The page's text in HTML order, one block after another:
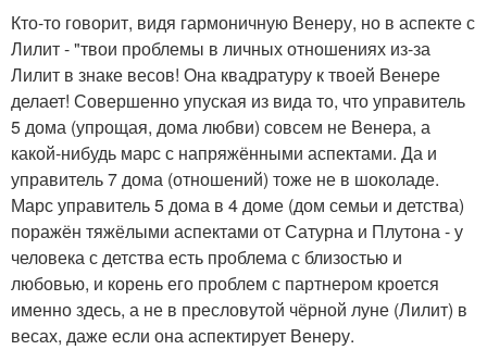
Кто-то говорит, видя гармоничную Венеру, но в аспекте с
Лилит - "твои проблемы в личных отношениях из-за
Лилит в знаке весов! Она квадратуру к твоей Венере
делает! Совершенно упуская из вида то, что управитель
5 дома (упрощая, дома любви) совсем не Венера, а
какой-нибудь марс с напряжёнными аспектами. Да и
управитель 7 дома (отношений) тоже не в шоколаде.
Марс управитель 5 дома в 4 доме (дом семьи и детства)
поражён тяжёлыми аспектами от Сатурна и Плутона - у
человека с детства есть проблема с близостью и
любовью, и корень его проблем с партнером кроется
именно здесь, а не в пресловутой чёрной луне (Лилит) в
весах, даже если она аспектирует Венеру.